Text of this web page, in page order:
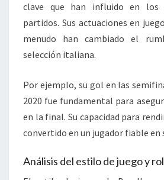
clave que han influido en los
partidos. Sus actuaciones en
menudo han cambiado el
selección italiana.
Por ejemplo, su gol en las
2020 fue fundamental para
en la final. Su capacidad para
convertido en un jugador fiable en
Análisis del estilo de juego y